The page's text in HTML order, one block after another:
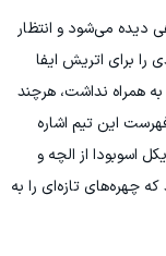
دیده می‌شود و انتظار
را برای اتریش ایفا
همراه نداشت، هرچند
این تیم اشاره
اسوبودا از الچه و
چهره‌های تازه‌ای را به